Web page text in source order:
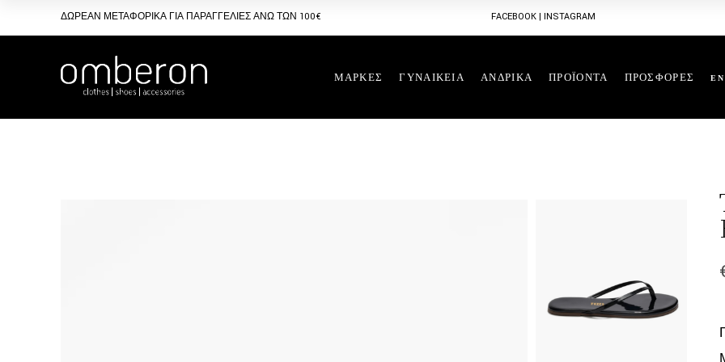
the
ΔΩΡΕΑΝ ΜΕΤΑΦΟΡΙΚΑ ΓΙΑ ΠΑΡΑΓΓΕΛΙΕΣ ΑΝΩ ΤΩΝ 100€ FACEBOOK |INSTAGRAM
ΜΑΡΚΕΣ ΓΥΝΑΙΚΕΙΑ ΑΝΔΡΙΚΑ ΠΡΟΪΟΝΤΑ ΠΡΟΣΦΟΡΕΣ EN